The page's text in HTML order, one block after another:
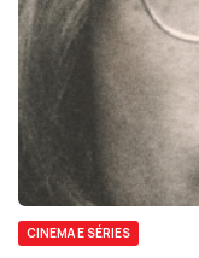
CINEMA E SÉRIES